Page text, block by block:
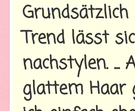
Trend lässt
nachstylen.
glattem Haar